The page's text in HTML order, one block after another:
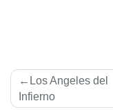
Navegación
de
Los Angeles del
Infierno